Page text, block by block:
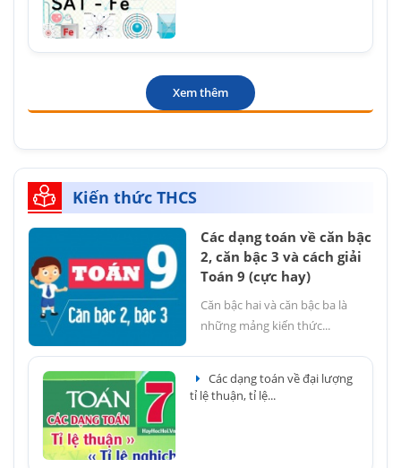
Xem thêm
Kiến thức THCS
Các dạng toán về căn bậc
2, căn bậc 3 và cách giải
Toán 9 (cực hay)
Căn bậc hai và căn bậc ba là
những mảng kiến thức...
Các dạng toán về đại lượng
tỉ lệ thuận, tỉ lệ...